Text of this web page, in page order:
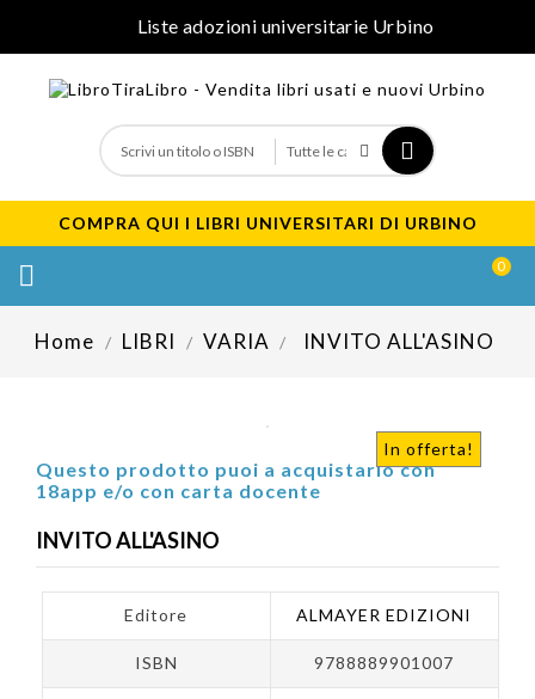
Liste adozioni universitarie Urbino
COMPRA QUI I LIBRI UNIVERSITARI DI URBINO
 0
Home LIBRI VARIA INVITO ALL'ASINO
In offerta!
Questo prodotto puoi a acquistarlo con
18app e/o con carta docente
INVITO ALL'ASINO
Editore ALMAYER EDIZIONI
ISBN 9788889901007